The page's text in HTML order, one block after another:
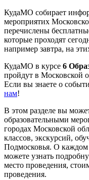
КудаМО собирает
мероприятих
перечислены
которые проходят
например завтра, на
КудаМО в курсе 6
пройдут в Московской
Если вы знаете о
нам!
В этом разделе вы
образовательными
городах Московской
классов, экскурсий,
Подмосковья. О
можете узнать
место проведения,
проведения.